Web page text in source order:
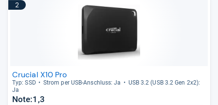
2
Crucial X10 Pro
Typ: SSD Strom per USB-​Anschluss: Ja
USB 3.2 (USB 3.2 Gen 2x2):
Ja
Note:1,3